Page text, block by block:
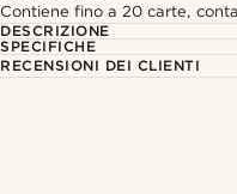
Contiene fino a 20 carte,
DESCRIZIONE
SPECIFICHE
RECENSIONI DEI CLIENTI